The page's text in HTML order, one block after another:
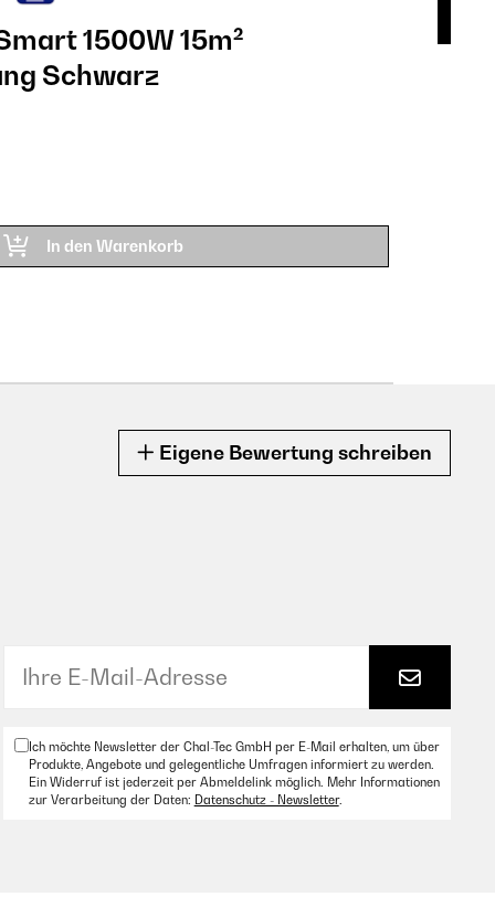
1500W 15m²
Schwarz
In den Warenkorb
Eigene Bewertung schreiben
Ich möchte Newsletter der Chal-Tec GmbH per E-Mail erhalten, um über
Produkte, Angebote und gelegentliche Umfragen informiert zu werden.
Ein Widerruf ist jederzeit per Abmeldelink möglich. Mehr Informationen
zur Verarbeitung der Daten: Datenschutz - Newsletter.